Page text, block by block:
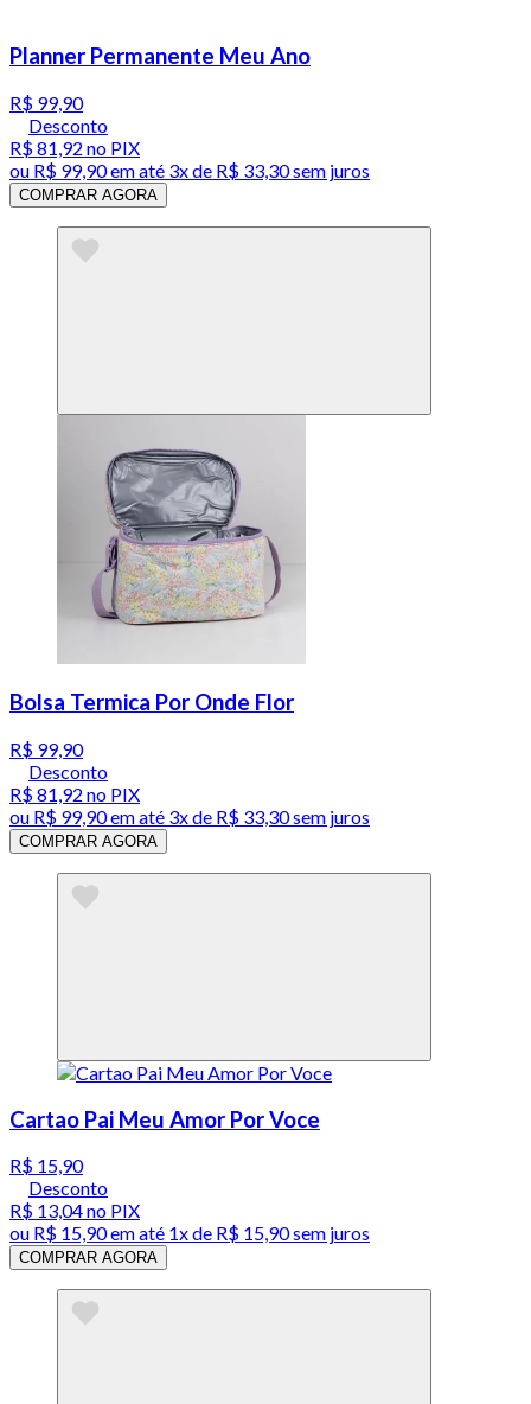
Planner Permanente Meu Ano
R$ 99,90
Desconto
R$ 81,92 no PIX
ou R$ 99,90em até 3x de R$ 33,30 sem juros
COMPRAR AGORA
Bolsa Termica Por Onde Flor
R$ 99,90
Desconto
R$ 81,92 no PIX
ou R$ 99,90em até 3x de R$ 33,30 sem juros
COMPRAR AGORA
Cartao Pai Meu Amor Por Voce
R$ 15,90
Desconto
R$ 13,04no PIX
ou R$ 15,90em até 1x de R$ 15,90sem juros
COMPRAR AGORA